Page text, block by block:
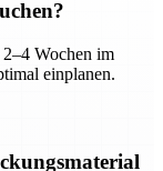
Wochen im
einplanen.